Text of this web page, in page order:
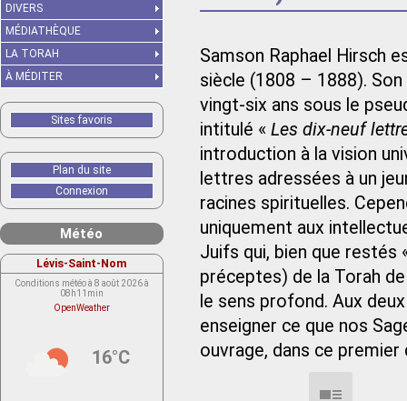
Samson Raphael Hirsch
siècle (1808 – 1888).
vingt-six ans sous le
intitulé « Les dix-neuf
introduction à la vision
lettres adressées à un
racines spirituelles.
uniquement aux
Juifs qui, bien que
préceptes) de la Torah
le sens profond. Aux
enseigner ce que nos
ouvrage, dans ce
DIVERS
MÉDIATHÈQUE
LA TORAH
À MÉDITER
Sites favoris
Plan du site
Connexion
Météo
Lévis-Saint-Nom
Conditions météo à 8 août 2026 à
08h11min
OpenWeather
16°C